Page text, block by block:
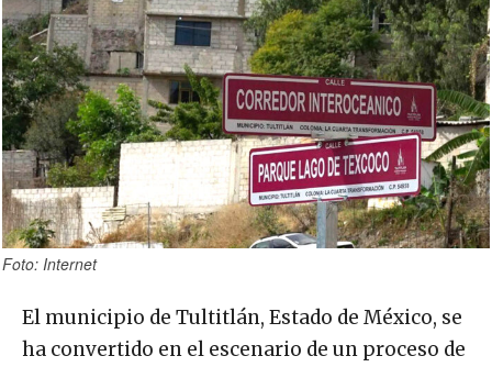
Foto: Internet
El municipio de Tultitlán, Estado de México, se
ha convertido en el escenario de un proceso de